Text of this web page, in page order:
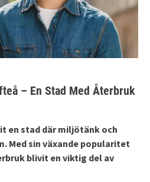
– En Stad Med Återbruk
en stad där miljötänk och
Med sin växande popularitet
blivit en viktig del av